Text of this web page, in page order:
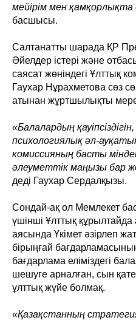
мейірім мен қамқорлықта
басшысы.
Салтанатты шарада ҚР
Әйелдер істері және
саясат жөніндегі Ұлттық
Гаухар Нұрахметова сөз
атынан жұртшылықты
«Балалардың
психологиялық әл-
комиссияның басты
әлеуметтік маңызы бар
деді Гаухар Сердалқызы.
Сондай-ақ ол Мемлекет
үшінші Ұлттық
аясында Үкімет әзірлеп
бірыңғай
бағдарлама еліміздегі
шешуге арналған, сын
ұлттық жүйе болмақ.
«Қазақстанның